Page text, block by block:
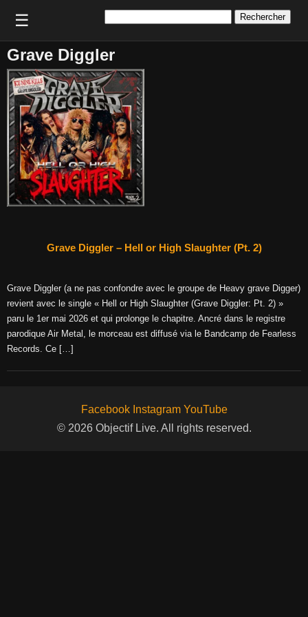
☰
Grave Diggler
Grave Diggler – Hell or High Slaughter (Pt. 2)
Grave Diggler (a ne pas confondre avec le groupe de Heavy grave Digger)
revient avec le single « Hell or High Slaughter (Grave Diggler: Pt. 2) »
paru le 1er mai 2026 et qui prolonge le chapitre. Ancré dans le registre
parodique Air Metal, le morceau est diffusé via le Bandcamp de Fearless
Records. Ce […]
Facebook Instagram YouTube
© 2026 Objectif Live. All rights reserved.